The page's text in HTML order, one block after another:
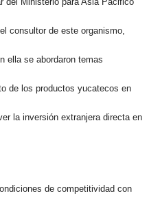
consultor de este organismo,
ella se abordaron temas
de los productos yucatecos en
la inversión extranjera directa en
de competitividad con